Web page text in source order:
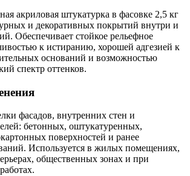
акриловая штукатурка в фасовке 2,5 кг
и декоративных покрытий внутри и
Обеспечивает стойкое рельефное
к истиранию, хорошей адгезией к
оснований и возможностью
спектр оттенков.
фасадов, внутренних стен и
бетонных, оштукатуренных,
поверхностей и ранее
Используется в жилых помещениях,
общественных зонах и при